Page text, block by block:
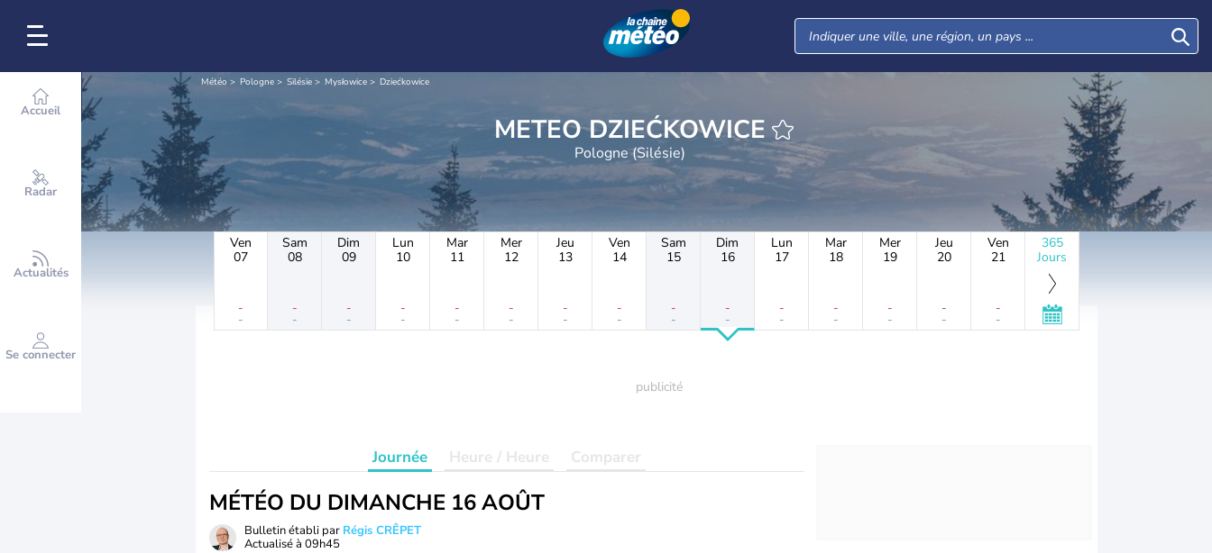
Accueil
Radar
Actualités
Se connecter
Météo Pologne Silésie Mysłowice Dziećkowice
METEO DZIEĆKOWICE
Pologne (Silésie)
Ven
07
-
-
Sam
08
-
-
Dim
09
-
-
Lun
10
-
-
Mar
11
-
-
Mer
12
-
-
Jeu
13
-
-
Ven
14
-
-
Sam
15
-
-
Dim
16
-
-
Lun
17
-
-
Mar
18
-
-
Mer
19
-
-
Jeu
20
-
-
Ven
21
-
-
365
Jours
Journée Heure / Heure Comparer
MÉTÉO DU DIMANCHE 16 AOÛT
Bulletin établi par Régis CRÊPET
Actualisé à 09h45